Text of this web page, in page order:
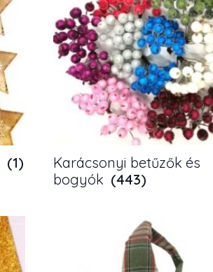
(1)
Karácsonyi betűzők és
bogyók (443)